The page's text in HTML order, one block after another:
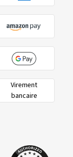
Virement
bancaire